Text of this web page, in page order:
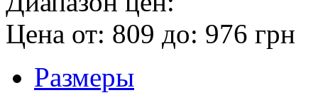
Цена от: 809 до: 976 грн
Размеры